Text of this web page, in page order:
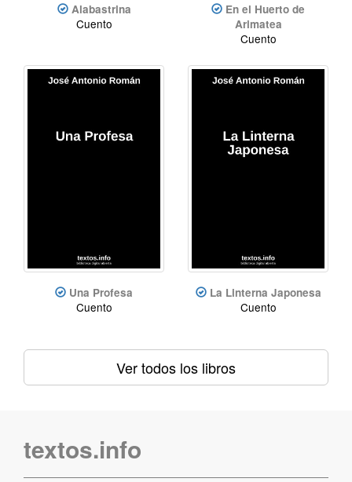
Alabastrina
Cuento
En el Huerto de
Arimatea
Cuento
Una Profesa
Cuento
La Linterna Japonesa
Cuento
Ver todos los libros
textos.info